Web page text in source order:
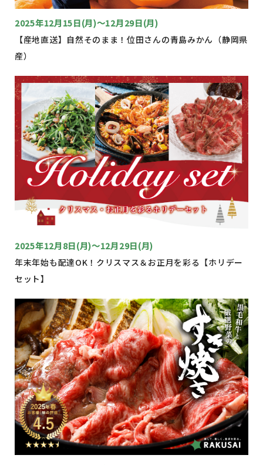
2025年12月15日(月)～12月29日(月)
【産地直送】自然そのまま！位田さんの青島みかん（静岡県
産）
2025年12月8日(月)～12月29日(月)
年末年始も配達OK！クリスマス＆お正月を彩る【ホリデー
セット】